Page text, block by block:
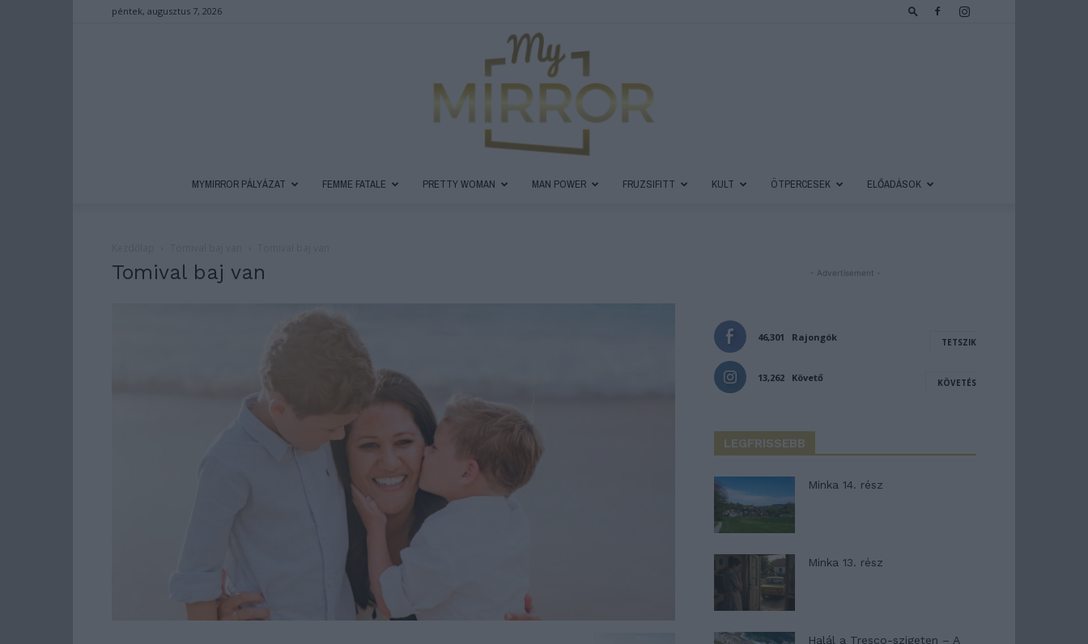
péntek, augusztus 7, 2026
MYMIRROR PÁLYÁZAT FEMME FATALE PRETTY WOMAN MAN POWER FRUZSIFITT KULT ÖTPERCESEK ELŐADÁSOK
Tomival baj van - Advertisement -
46,301 Rajongók TETSZIK
13,262 Követő KÖVETÉS
LEGFRISSEBB
Minka 14. rész
Minka 13. rész
Halál a Tresco-szigeten – A